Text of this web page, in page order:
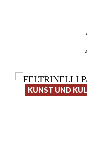
KUNST UND